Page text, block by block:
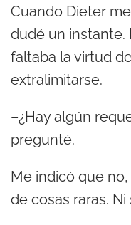
Cuando Dieter
dudé un instante.
faltaba la virtud
extralimitarse.
–¿Hay algún
pregunté.
Me indicó que
de cosas raras.